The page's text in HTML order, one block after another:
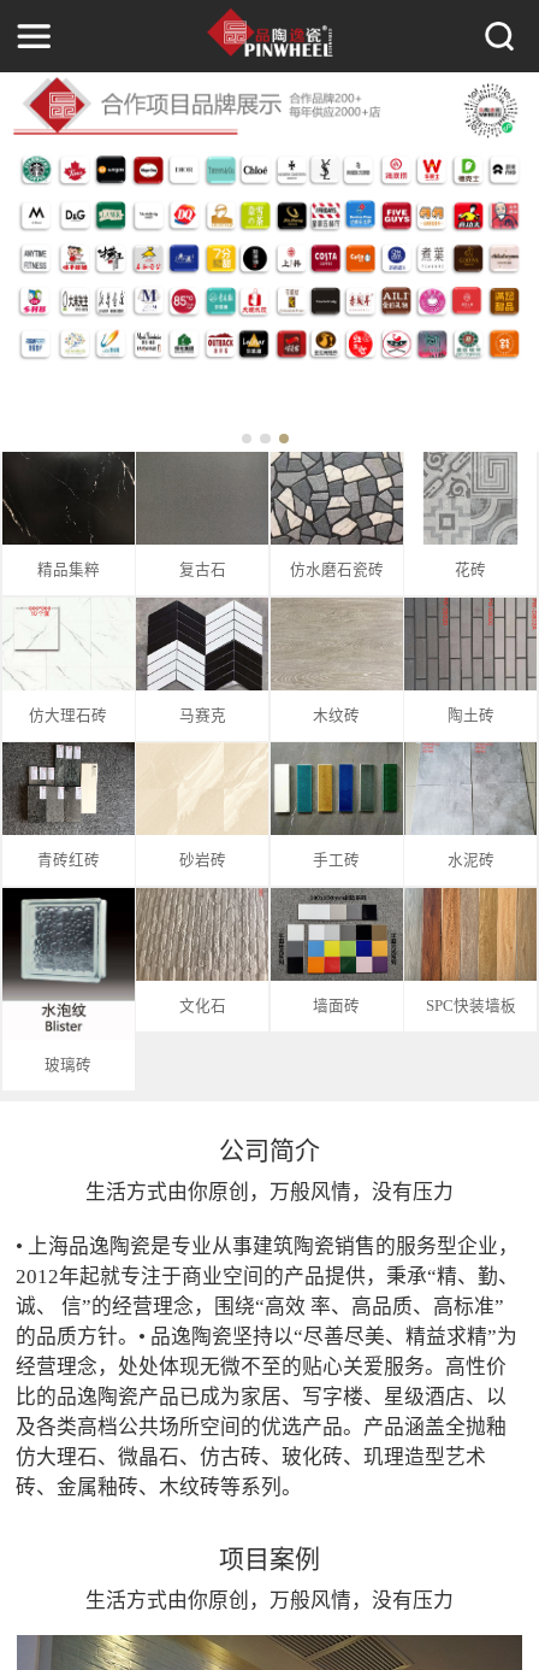
精品集粹 复古石 仿水磨石瓷砖 花砖
仿大理石砖 马赛克 木纹砖 陶土砖
青砖红砖 砂岩砖 手工砖 水泥砖
玻璃砖
文化石 墙面砖 SPC快装墙板
公司简介
生活方式由你原创，万般风情，没有压力
• 上海品逸陶瓷是专业从事建筑陶瓷销售的服务型企业，
2012年起就专注于商业空间的产品提供，秉承“精、勤、
诚、 信”的经营理念，围绕“高效 率、高品质、高标准”
的品质方针。• 品逸陶瓷坚持以“尽善尽美、精益求精”为
经营理念，处处体现无微不至的贴心关爱服务。高性价
比的品逸陶瓷产品已成为家居、写字楼、星级酒店、以
及各类高档公共场所空间的优选产品。产品涵盖全抛釉
仿大理石、微晶石、仿古砖、玻化砖、玑理造型艺术
砖、金属釉砖、木纹砖等系列。
项目案例
生活方式由你原创，万般风情，没有压力